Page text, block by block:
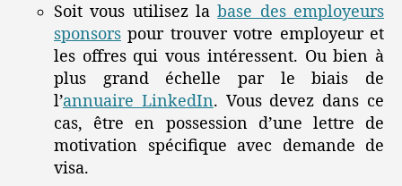
Soit vous utilisez labase des employeurs
sponsors pour trouver votre employeur et
les offres qui vous intéressent. Ou bien à
plus grand échelle par le biais de
l’annuaire LinkedIn. Vous devez dans ce
cas, être en possession d’une lettre de
motivation spécifique avec demande de
visa.